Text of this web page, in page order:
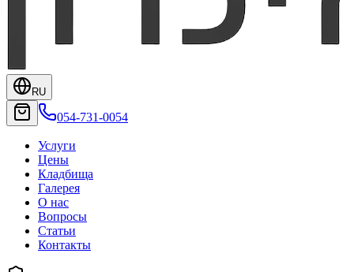
RU
054-731-0054
Услуги
Цены
Кладбища
Галерея
О нас
Вопросы
Статьи
Контакты